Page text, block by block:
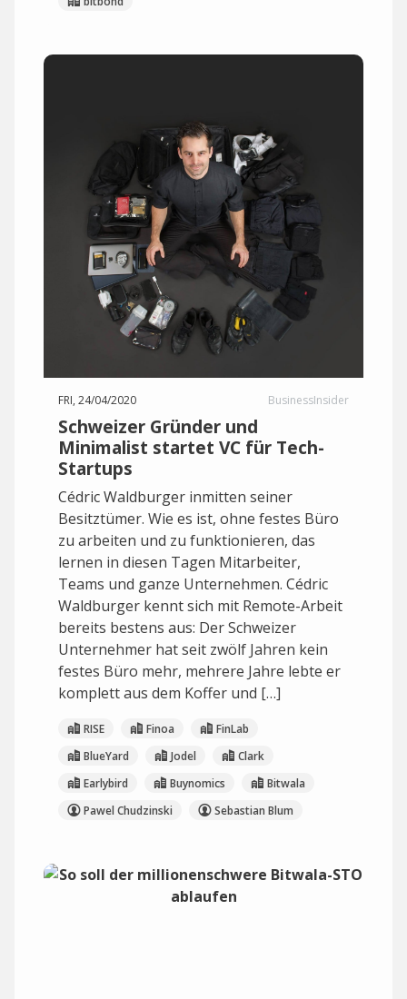
FRI, 24/04/2020 BusinessInsider
Schweizer Gründer und
Minimalist startet VC für Tech-
Startups
Cédric Waldburger inmitten seiner
Besitztümer. Wie es ist, ohne festes Büro
zu arbeiten und zu funktionieren, das
lernen in diesen Tagen Mitarbeiter,
Teams und ganze Unternehmen. Cédric
Waldburger kennt sich mit Remote-Arbeit
bereits bestens aus: Der Schweizer
Unternehmer hat seit zwölf Jahren kein
festes Büro mehr, mehrere Jahre lebte er
komplett aus dem Koffer und […]
RISE Finoa
FinLab
BlueYard
Jodel
Clark
Earlybird
Buynomics
Bitwala
Pawel Chudzinski
Sebastian Blum